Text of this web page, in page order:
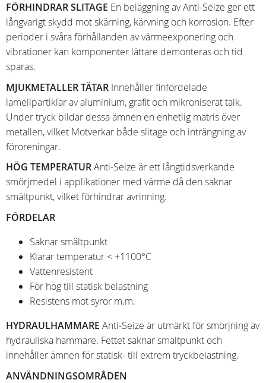
FÖRHINDRAR SLITAGE En beläggning av Anti-Seize ger ett
långvarigt skydd mot skärning, kärvning och korrosion. Efter
perioder i svåra förhållanden av värmeexponering och
vibrationer kan komponenter lättare demonteras och tid
sparas.
MJUKMETALLER TÄTAR Innehåller finfördelade
lamellpartiklar av aluminium, grafit och mikroniserat talk.
Under tryck bildar dessa ämnen en enhetlig matris över
metallen, vilket Motverkar både slitage och inträngning av
föroreningar.
HÖG TEMPERATURAnti-Seize är ett långtidsverkande
smörjmedel i applikationer med värme då den saknar
smältpunkt, vilket förhindrar avrinning.
FÖRDELAR
Saknar smältpunkt
Klarar temperatur < +1100°C
Vattenresistent
För hög till statisk belastning
Resistens mot syror m.m.
HYDRAULHAMMARE Anti-Seize är utmärkt för smörjning av
hydrauliska hammare. Fettet saknar smältpunkt och
innehåller ämnen för statisk- till extrem tryckbelastning.
ANVÄNDNINGSOMRÅDEN